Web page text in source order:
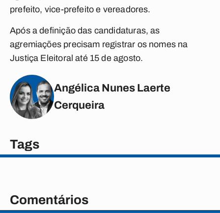
prefeito, vice-prefeito e vereadores.
Após a definição das candidaturas, as
agremiações precisam registrar os nomes na
Justiça Eleitoral até 15 de agosto.
Angélica Nunes Laerte
Cerqueira
Tags
Comentários